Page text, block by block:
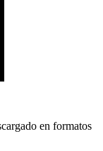
en formatos